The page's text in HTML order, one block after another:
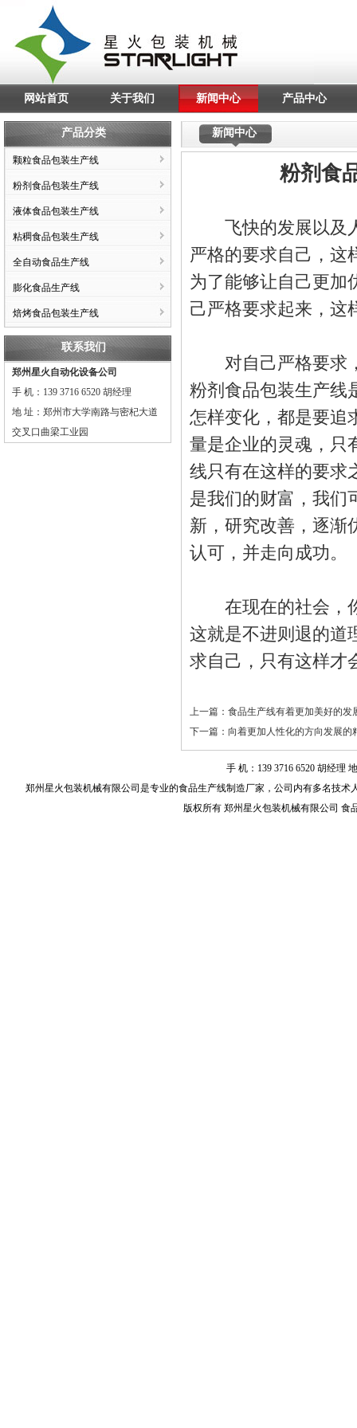
网站首页 关于我们 新闻中心 产品中心
产品分类
颗粒食品包装生产线
粉剂食品包装生产线
液体食品包装生产线
粘稠食品包装生产线
全自动食品生产线
膨化食品生产线
焙烤食品包装生产线
联系我们
郑州星火自动化设备公司
手 机：139 3716 6520 胡经理
地 址：郑州市大学南路与密杞大道
交叉口曲梁工业园
新闻中心
粉剂食
飞快的发展以及人
严格的要求自己，这
为了能够让自己更加
己严格要求起来，这
对自己严格要求，
粉剂食品包装生产线
怎样变化，都是要追
量是企业的灵魂，只
线只有在这样的要求
是我们的财富，我们
新，研究改善，逐渐
认可，并走向成功。
在现在的社会，你
这就是不进则退的道
求自己，只有这样才
上一篇： 食品生产线有着更加美好的发
下一篇： 向着更加人性化的方向发展的
手 机：139 3716 6520 胡经理
郑州星火包装机械有限公司是专业的食品生产线制造厂家，公司内有多名技术
版权所有 郑州星火包装机械有限公司